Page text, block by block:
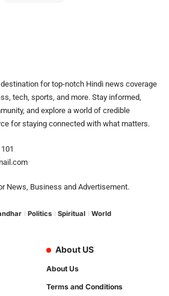
for top-notch Hindi news coverage
tech, sports, and more. Stay informed,
and explore a world of credible
for staying connected with what matters.
News, Business and Advertisement.
Politics Spiritual World
About US
About Us
Terms and Conditions